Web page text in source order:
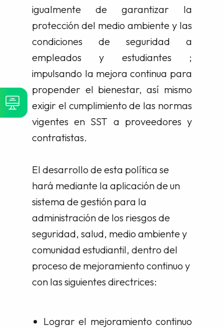
igualmente de garantizar la
protección del medio ambiente y las
condiciones de seguridad a
empleados y estudiantes ;
impulsando la mejora continua para
propender el bienestar, así mismo
exigir el cumplimiento de las normas
vigentes en SST a proveedores y
contratistas.
El desarrollo de esta política se
hará mediante la aplicación de un
sistema de gestión para la
administración de los riesgos de
seguridad, salud, medio ambiente y
comunidad estudiantil, dentro del
proceso de mejoramiento continuo y
con las siguientes directrices:
Lograr el mejoramiento continuo